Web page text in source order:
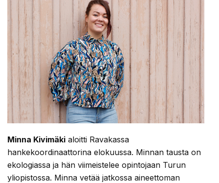
Minna Kivimäki aloitti Ravakassa
hankekoordinaattorina elokuussa. Minnan tausta on
ekologiassa ja hän viimeistelee opintojaan Turun
yliopistossa. Minna vetää jatkossa aineettoman